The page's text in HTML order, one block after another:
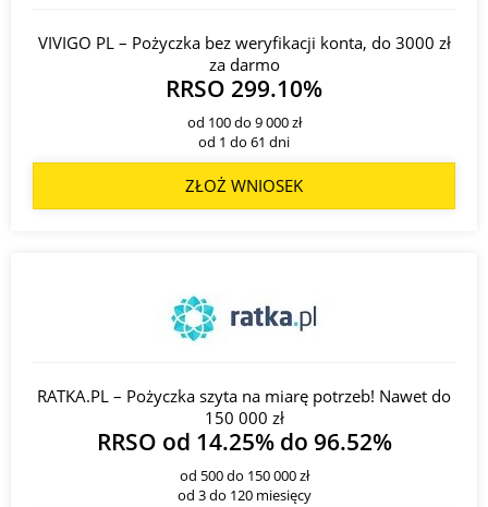
VIVIGO PL – Pożyczka bez weryfikacji konta, do 3000 zł
za darmo
RRSO 299.10%
od 100 do 9 000 zł
od 1 do 61 dni
ZŁOŻ WNIOSEK
RATKA.PL – Pożyczka szyta na miarę potrzeb! Nawet do
150 000 zł
RRSO od 14.25% do 96.52%
od 500 do 150 000 zł
od 3 do 120 miesięcy